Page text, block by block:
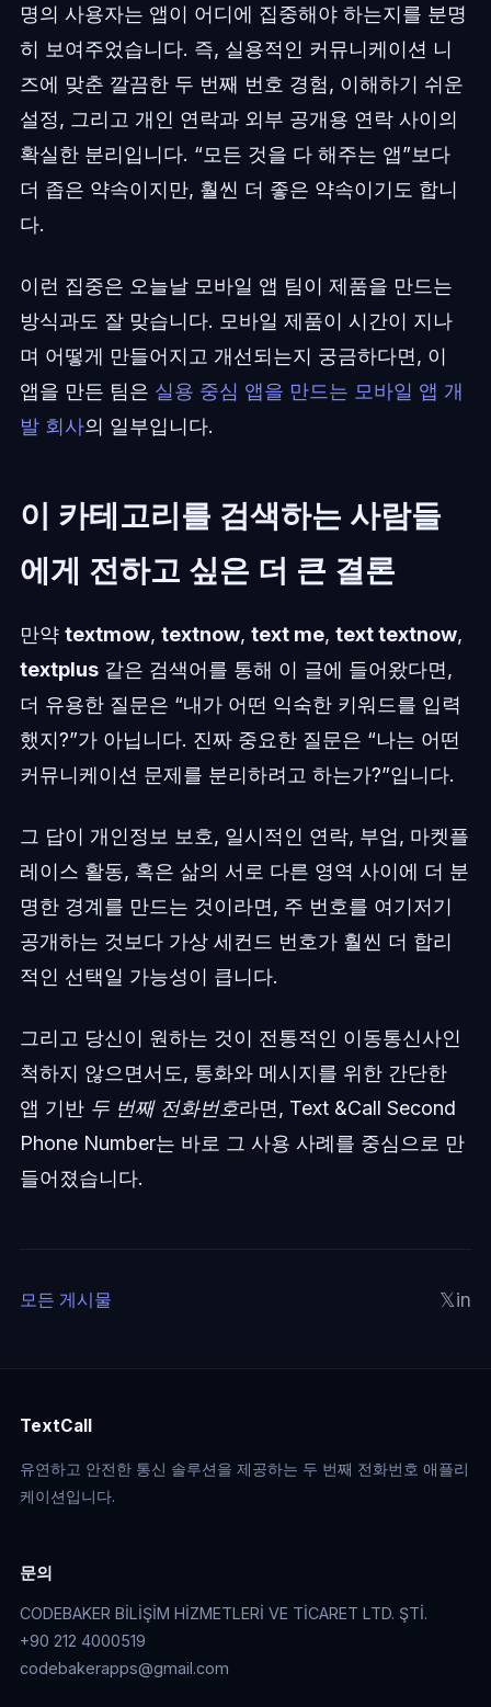
명의 사용자는 앱이 어디에 집중해야 하는지를 분명
히 보여주었습니다. 즉, 실용적인 커뮤니케이션 니
즈에 맞춘 깔끔한 두 번째 번호 경험, 이해하기 쉬운
설정, 그리고 개인 연락과 외부 공개용 연락 사이의
확실한 분리입니다. “모든 것을 다 해주는 앱”보다
더 좁은 약속이지만, 훨씬 더 좋은 약속이기도 합니
다.
이런 집중은 오늘날 모바일 앱 팀이 제품을 만드는
방식과도 잘 맞습니다. 모바일 제품이 시간이 지나
며 어떻게 만들어지고 개선되는지 궁금하다면, 이
앱을 만든 팀은 실용 중심 앱을 만드는 모바일 앱 개
발 회사의 일부입니다.
이 카테고리를 검색하는 사람들
에게 전하고 싶은 더 큰 결론
만약 textmow, textnow, text me, text textnow,
textplus같은 검색어를 통해 이 글에 들어왔다면,
더 유용한 질문은 “내가 어떤 익숙한 키워드를 입력
했지?”가 아닙니다. 진짜 중요한 질문은 “나는 어떤
커뮤니케이션 문제를 분리하려고 하는가?”입니다.
그 답이 개인정보 보호, 일시적인 연락, 부업, 마켓플
레이스 활동, 혹은 삶의 서로 다른 영역 사이에 더 분
명한 경계를 만드는 것이라면, 주 번호를 여기저기
공개하는 것보다 가상 세컨드 번호가 훨씬 더 합리
적인 선택일 가능성이 큽니다.
그리고 당신이 원하는 것이 전통적인 이동통신사인
척하지 않으면서도, 통화와 메시지를 위한 간단한
앱 기반 두 번째 전화번호라면, Text &Call Second
Phone Number는 바로 그 사용 사례를 중심으로 만
들어졌습니다.
모든 게시물 𝕏in
TextCall
유연하고 안전한 통신 솔루션을 제공하는 두 번째 전화번호 애플리
케이션입니다.
문의
CODEBAKER BİLİŞİM HİZMETLERİ VE TİCARET LTD. ŞTİ.
+90 212 4000519
codebakerapps@gmail.com